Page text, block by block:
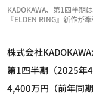
KADOKAWA、第1四半期
『ELDEN RING』新作が
株式会社
第1四半期（2025年
4,400万円（前年同